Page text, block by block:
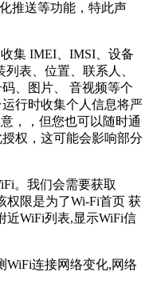
推送等功能，特此声
集 IMEI、IMSI、设备
表、位置、联系人、
、图片、 音视频等个
行时收集个人信息将严
，，但您也可以随时通
权，这可能会影响部分
。我们会需要获取
权限是为了Wi-Fi首页 获
近WiFi列表,显示WiFi信
WiFi连接网络变化,网络